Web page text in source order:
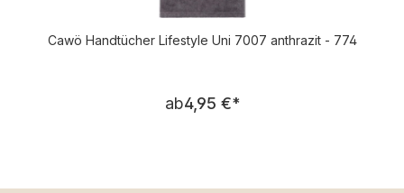
Cawö Handtücher Lifestyle Uni 7007 anthrazit - 774
Regulärer Preis:
ab4,95 €*